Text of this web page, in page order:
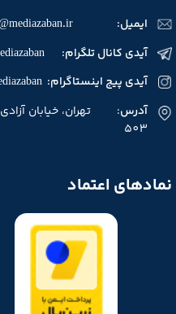
نمادهای اعتماد
ایمیل:
آدرس: تهران، خیابان
503
آیدی کانال تلگرام: mediazaban@
آیدی پیج اینستاگرام: mediazaban@